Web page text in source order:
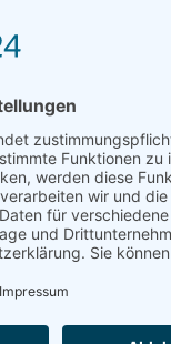
Humboldt-
und Schülern